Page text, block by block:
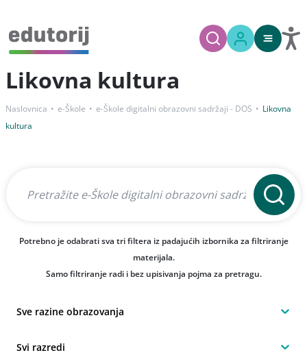
Likovna kultura
Naslovnica e-Škole e-Škole digitalni obrazovni sadržaji - DOS
Likovna
kultura
Potrebno je odabrati sva tri filtera iz padajućih izbornika za filtriranje
materijala.
Samo filtriranje radi i bez upisivanja pojma za pretragu.
Sve razine obrazovanja
Svi razredi